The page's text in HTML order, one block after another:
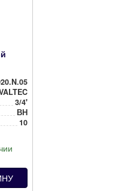
3/4'
ВН
10